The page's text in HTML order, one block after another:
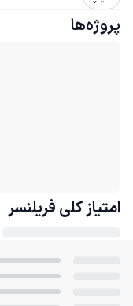
پروژه‌ها
امتیاز کلی فریلنسر